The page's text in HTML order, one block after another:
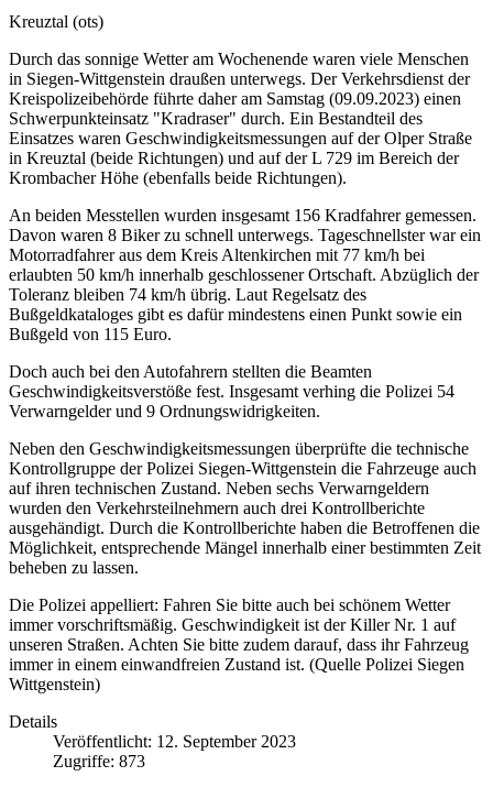
Kreuztal (ots)
Durch das sonnige Wetter am Wochenende waren viele Menschen
in Siegen-Wittgenstein draußen unterwegs. Der Verkehrsdienst der
Kreispolizeibehörde führte daher am Samstag (09.09.2023) einen
Schwerpunkteinsatz "Kradraser" durch. Ein Bestandteil des
Einsatzes waren Geschwindigkeitsmessungen auf der Olper Straße
in Kreuztal (beide Richtungen) und auf der L 729 im Bereich der
Krombacher Höhe (ebenfalls beide Richtungen).
An beiden Messtellen wurden insgesamt 156 Kradfahrer gemessen.
Davon waren 8 Biker zu schnell unterwegs. Tageschnellster war ein
Motorradfahrer aus dem Kreis Altenkirchen mit 77 km/h bei
erlaubten 50 km/h innerhalb geschlossener Ortschaft. Abzüglich der
Toleranz bleiben 74 km/h übrig. Laut Regelsatz des
Bußgeldkataloges gibt es dafür mindestens einen Punkt sowie ein
Bußgeld von 115 Euro.
Doch auch bei den Autofahrern stellten die Beamten
Geschwindigkeitsverstöße fest. Insgesamt verhing die Polizei 54
Verwarngelder und 9 Ordnungswidrigkeiten.
Neben den Geschwindigkeitsmessungen überprüfte die technische
Kontrollgruppe der Polizei Siegen-Wittgenstein die Fahrzeuge auch
auf ihren technischen Zustand. Neben sechs Verwarngeldern
wurden den Verkehrsteilnehmern auch drei Kontrollberichte
ausgehändigt. Durch die Kontrollberichte haben die Betroffenen die
Möglichkeit, entsprechende Mängel innerhalb einer bestimmten Zeit
beheben zu lassen.
Die Polizei appelliert: Fahren Sie bitte auch bei schönem Wetter
immer vorschriftsmäßig. Geschwindigkeit ist der Killer Nr. 1 auf
unseren Straßen. Achten Sie bitte zudem darauf, dass ihr Fahrzeug
immer in einem einwandfreien Zustand ist. (Quelle Polizei Siegen
Wittgenstein)
Details
Veröffentlicht: 12. September 2023
Zugriffe: 873